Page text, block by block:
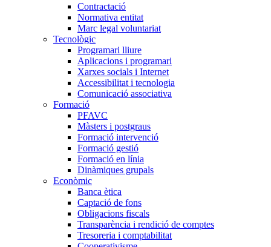
Contractació
Normativa entitat
Marc legal voluntariat
Tecnològic
Programari lliure
Aplicacions i programari
Xarxes socials i Internet
Accessibilitat i tecnologia
Comunicació associativa
Formació
PFAVC
Màsters i postgraus
Formació intervenció
Formació gestió
Formació en línia
Dinàmiques grupals
Econòmic
Banca ètica
Captació de fons
Obligacions fiscals
Transparència i rendició de comptes
Tresoreria i comptabilitat